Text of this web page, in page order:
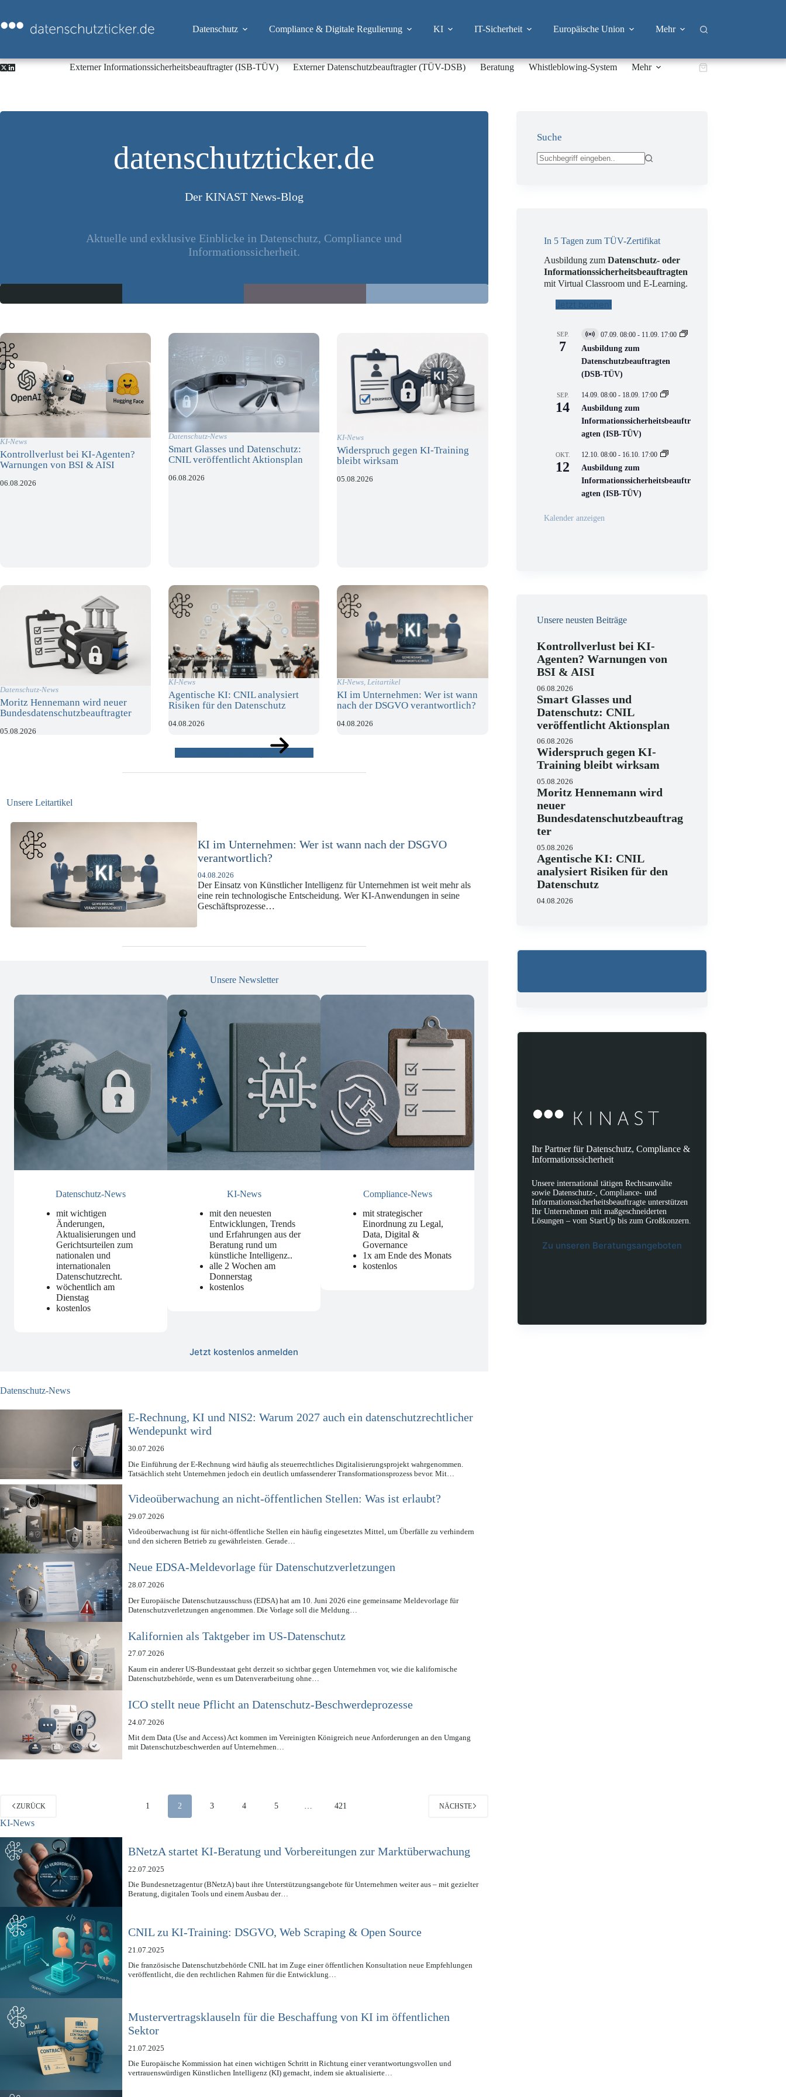
springen
Datenschutz Compliance & Digitale Regulierung KI IT-Sicherheit Europäische Union Mehr
Externer Informationssicherheitsbeauftragter (ISB-TÜV) Externer Datenschutzbeauftragter (TÜV-DSB) Beratung Whistleblowing-System Mehr Warenkorb
datenschutzticker.de
Der KINAST News-Blog
Aktuelle und exklusive Einblicke in Datenschutz, Compliance und
Informationssicherheit.
KI-News
Kontrollverlust bei KI-Agenten?
Warnungen von BSI & AISI
06.08.2026
Datenschutz-News
Smart Glasses und Datenschutz:
CNIL veröffentlicht Aktionsplan
06.08.2026
KI-News
Widerspruch gegen KI-Training
bleibt wirksam
05.08.2026
Datenschutz-News
Moritz Hennemann wird neuer
Bundesdatenschutzbeauftragter
05.08.2026
KI-News
Agentische KI: CNIL analysiert
Risiken für den Datenschutz
04.08.2026
KI-News Leitartikel
KI im Unternehmen: Wer ist wann
nach der DSGVO verantwortlich?
04.08.2026
Unsere Leitartikel
KI-Compliance in der Versicherungswirtschaft mit DORA,
DSGVO und KI-VO
07.07.2026
Die europäische Digitalregulierung hat in den vergangenen Jahren eine
enorme Komplexität erreicht, die insbesondere Unternehmen der Finanz-
und Versicherungswirtschaft vor…
Unsere Newsletter
Datenschutz-News
mit wichtigen
Änderungen,
Aktualisierungen und
Gerichtsurteilen zum
nationalen und
internationalen
Datenschutzrecht.
wöchentlich am
Dienstag
kostenlos
KI-News
mit den neuesten
Entwicklungen, Trends
und Erfahrungen aus der
Beratung rund um
künstliche Intelligenz..
alle 2 Wochen am
Donnerstag
kostenlos
Compliance-News
mit strategischer
Einordnung zu Legal,
Data, Digital &
Governance
1x am Ende des Monats
kostenlos
Jetzt kostenlos anmelden
Datenschutz-News
E-Rechnung, KI und NIS2: Warum 2027 auch ein datenschutzrechtlicher
Wendepunkt wird
30.07.2026
Die Einführung der E-Rechnung wird häufig als steuerrechtliches Digitalisierungsprojekt wahrgenommen.
Tatsächlich steht Unternehmen jedoch ein deutlich umfassenderer Transformationsprozess bevor. Mit…
Videoüberwachung an nicht-öffentlichen Stellen: Was ist erlaubt?
29.07.2026
Videoüberwachung ist für nicht-öffentliche Stellen ein häufig eingesetztes Mittel, um Überfälle zu verhindern
und den sicheren Betrieb zu gewährleisten. Gerade…
Neue EDSA-Meldevorlage für Datenschutzverletzungen
28.07.2026
Der Europäische Datenschutzausschuss (EDSA) hat am 10. Juni 2026 eine gemeinsame Meldevorlage für
Datenschutzverletzungen angenommen. Die Vorlage soll die Meldung…
Kalifornien als Taktgeber im US-Datenschutz
27.07.2026
Kaum ein anderer US-Bundesstaat geht derzeit so sichtbar gegen Unternehmen vor, wie die kalifornische
Datenschutzbehörde, wenn es um Datenverarbeitung ohne…
ICO stellt neue Pflicht an Datenschutz-Beschwerdeprozesse
24.07.2026
Mit dem Data (Use and Access) Act kommen im Vereinigten Königreich neue Anforderungen an den Umgang
mit Datenschutzbeschwerden auf Unternehmen…
ZURÜCK 1 2 3 4 5 421 NÄCHSTE
KI-News
BNetzA startet KI-Beratung und Vorbereitungen zur Marktüberwachung
22.07.2025
Die Bundesnetzagentur (BNetzA) baut ihre Unterstützungsangebote für Unternehmen weiter aus – mit gezielter
Beratung, digitalen Tools und einem Ausbau der…
CNIL zu KI-Training: DSGVO, Web Scraping & Open Source
21.07.2025
Die französische Datenschutzbehörde CNIL hat im Zuge einer öffentlichen Konsultation neue Empfehlungen
veröffentlicht, die den rechtlichen Rahmen für die Entwicklung…
Mustervertragsklauseln für die Beschaffung von KI im öffentlichen
Sektor
21.07.2025
Die Europäische Kommission hat einen wichtigen Schritt in Richtung einer verantwortungsvollen und
vertrauenswürdigen Künstlichen Intelligenz (KI) gemacht, indem sie aktualisierte…
Suche
In 5 Tagen zum TÜV-Zertifikat
Ausbildung zumDatenschutz- oder
Informationssicherheitsbeauftragten
mit Virtual Classroom und E-Learning.
Jetzt buchen!
SEP.
7
V
i
t
u
l
V
e
r
n
s
t
a
t
n
07.09. 08:00 - 11.09. 17:00
Ausbildung zum
Datenschutzbeauftragten
(DSB-TÜV)
SEP.
14
14.09. 08:00 - 18.09. 17:00
Ausbildung zum
Informationssicherheitsbeauftr
agten (ISB-TÜV)
OKT.
12
12.10. 08:00 - 16.10. 17:00
Ausbildung zum
Informationssicherheitsbeauftr
agten (ISB-TÜV)
Kalender anzeigen
Unsere neusten Beiträge
Kontrollverlust bei KI-
Agenten? Warnungen von
BSI & AISI
06.08.2026
Smart Glasses und
Datenschutz: CNIL
veröffentlicht Aktionsplan
06.08.2026
Widerspruch gegen KI-
Training bleibt wirksam
05.08.2026
Moritz Hennemann wird
neuer
Bundesdatenschutzbeauftrag
ter
05.08.2026
Agentische KI: CNIL
analysiert Risiken für den
Datenschutz
04.08.2026
Ihr Partner für Datenschutz, Compliance &
Informationssicherheit
Unsere international tätigen Rechtsanwälte
sowie Datenschutz-, Compliance- und
Informationssicherheitsbeauftragte unterstützen
Ihr Unternehmen mit maßgeschneiderten
Lösungen – vom StartUp bis zum Großkonzern.
Zu unseren Beratungsangeboten